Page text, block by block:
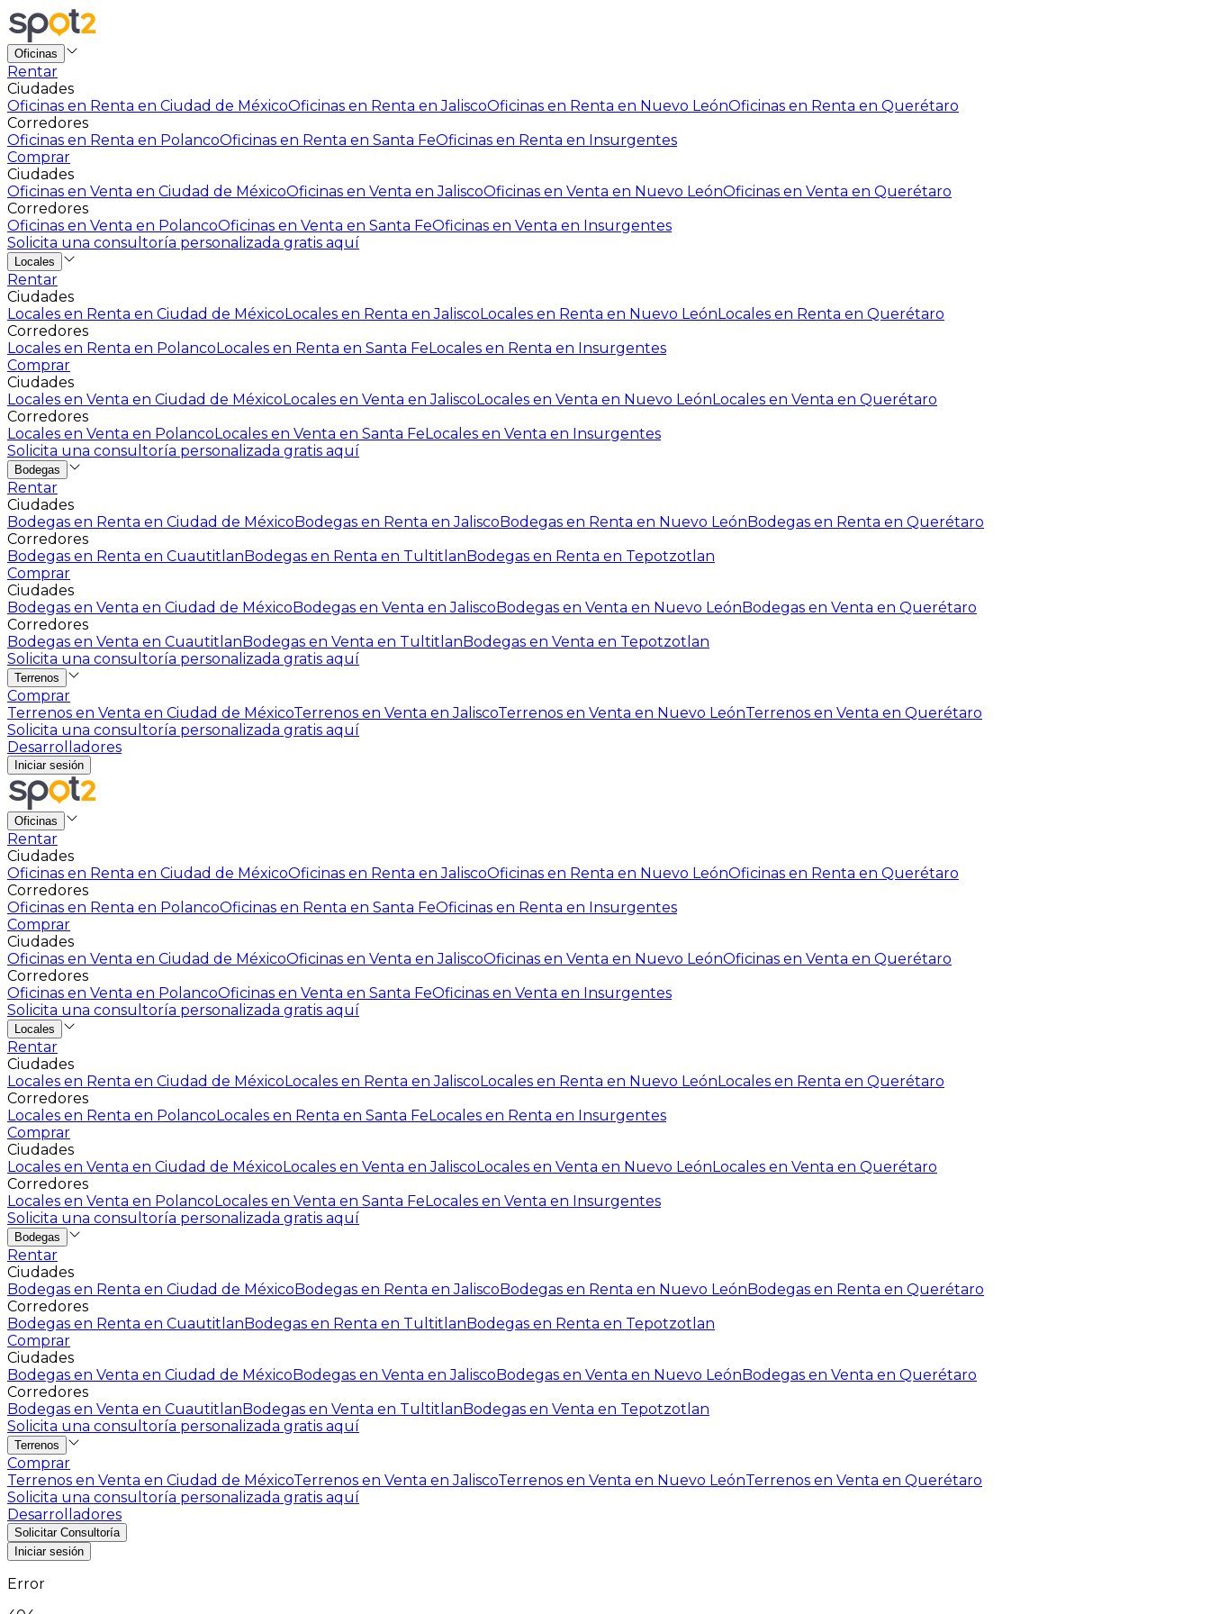
Oficinas
Rentar
Ciudades
Oficinas en Renta en Ciudad de MéxicoOficinas en Renta en JaliscoOficinas en Renta en Nuevo LeónOficinas en Renta en Querétaro
Corredores
Oficinas en Renta en PolancoOficinas en Renta en Santa FeOficinas en Renta en Insurgentes
Comprar
Ciudades
Oficinas en Venta en Ciudad de MéxicoOficinas en Venta en JaliscoOficinas en Venta en Nuevo LeónOficinas en Venta en Querétaro
Corredores
Oficinas en Venta en PolancoOficinas en Venta en Santa FeOficinas en Venta en Insurgentes
Solicita una consultoría personalizada gratis aquí
Locales
Rentar
Ciudades
Locales en Renta en Ciudad de MéxicoLocales en Renta en JaliscoLocales en Renta en Nuevo LeónLocales en Renta en Querétaro
Corredores
Locales en Renta en PolancoLocales en Renta en Santa FeLocales en Renta en Insurgentes
Comprar
Ciudades
Locales en Venta en Ciudad de MéxicoLocales en Venta en JaliscoLocales en Venta en Nuevo LeónLocales en Venta en Querétaro
Corredores
Locales en Venta en PolancoLocales en Venta en Santa FeLocales en Venta en Insurgentes
Solicita una consultoría personalizada gratis aquí
Bodegas
Rentar
Ciudades
Bodegas en Renta en Ciudad de MéxicoBodegas en Renta en JaliscoBodegas en Renta en Nuevo LeónBodegas en Renta en Querétaro
Corredores
Bodegas en Renta en CuautitlanBodegas en Renta en TultitlanBodegas en Renta en Tepotzotlan
Comprar
Ciudades
Bodegas en Venta en Ciudad de MéxicoBodegas en Venta en JaliscoBodegas en Venta en Nuevo LeónBodegas en Venta en Querétaro
Corredores
Bodegas en Venta en CuautitlanBodegas en Venta en TultitlanBodegas en Venta en Tepotzotlan
Solicita una consultoría personalizada gratis aquí
Terrenos
Comprar
Terrenos en Venta en Ciudad de MéxicoTerrenos en Venta en JaliscoTerrenos en Venta en Nuevo LeónTerrenos en Venta en Querétaro
Solicita una consultoría personalizada gratis aquí
Desarrolladores
Iniciar sesión
Oficinas
Rentar
Ciudades
Oficinas en Renta en Ciudad de MéxicoOficinas en Renta en JaliscoOficinas en Renta en Nuevo LeónOficinas en Renta en Querétaro
Corredores
Oficinas en Renta en PolancoOficinas en Renta en Santa FeOficinas en Renta en Insurgentes
Comprar
Ciudades
Oficinas en Venta en Ciudad de MéxicoOficinas en Venta en JaliscoOficinas en Venta en Nuevo LeónOficinas en Venta en Querétaro
Corredores
Oficinas en Venta en PolancoOficinas en Venta en Santa FeOficinas en Venta en Insurgentes
Solicita una consultoría personalizada gratis aquí
Locales
Rentar
Ciudades
Locales en Renta en Ciudad de MéxicoLocales en Renta en JaliscoLocales en Renta en Nuevo LeónLocales en Renta en Querétaro
Corredores
Locales en Renta en PolancoLocales en Renta en Santa FeLocales en Renta en Insurgentes
Comprar
Ciudades
Locales en Venta en Ciudad de MéxicoLocales en Venta en JaliscoLocales en Venta en Nuevo LeónLocales en Venta en Querétaro
Corredores
Locales en Venta en PolancoLocales en Venta en Santa FeLocales en Venta en Insurgentes
Solicita una consultoría personalizada gratis aquí
Bodegas
Rentar
Ciudades
Bodegas en Renta en Ciudad de MéxicoBodegas en Renta en JaliscoBodegas en Renta en Nuevo LeónBodegas en Renta en Querétaro
Corredores
Bodegas en Renta en CuautitlanBodegas en Renta en TultitlanBodegas en Renta en Tepotzotlan
Comprar
Ciudades
Bodegas en Venta en Ciudad de MéxicoBodegas en Venta en JaliscoBodegas en Venta en Nuevo LeónBodegas en Venta en Querétaro
Corredores
Bodegas en Venta en CuautitlanBodegas en Venta en TultitlanBodegas en Venta en Tepotzotlan
Solicita una consultoría personalizada gratis aquí
Terrenos
Comprar
Terrenos en Venta en Ciudad de MéxicoTerrenos en Venta en JaliscoTerrenos en Venta en Nuevo LeónTerrenos en Venta en Querétaro
Solicita una consultoría personalizada gratis aquí
Desarrolladores
Solicitar Consultoría
Iniciar sesión
Error